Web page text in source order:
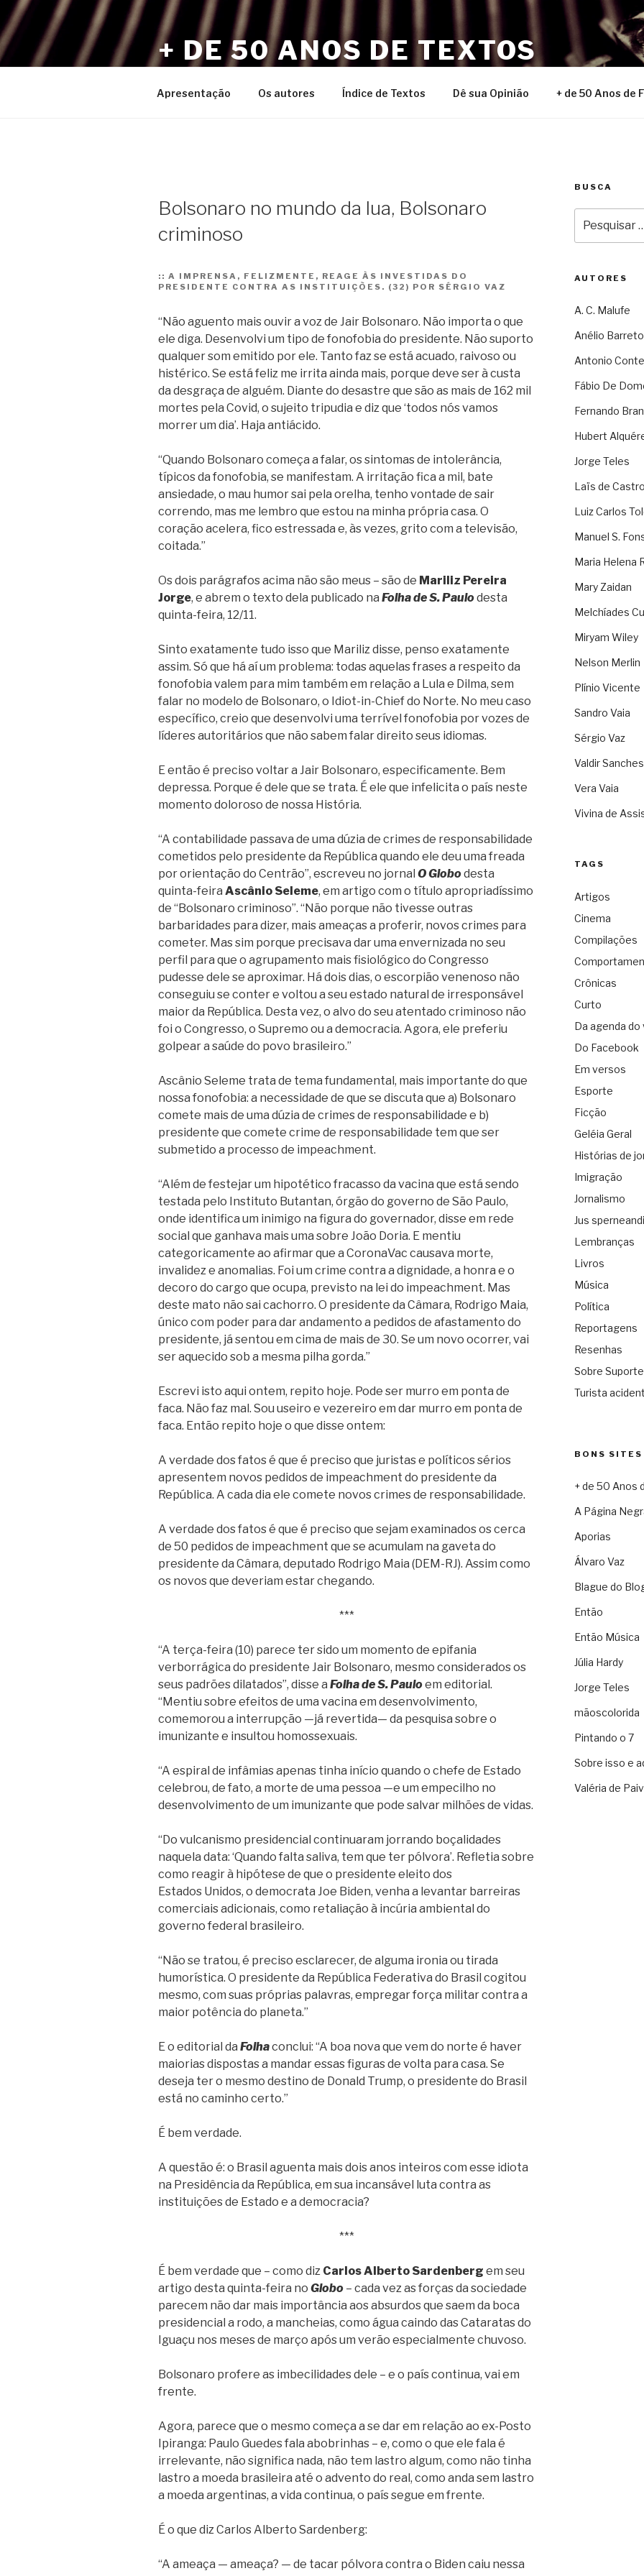
Pular
para
o
conteúdo
+ DE 50 ANOS DE TEXTOS
Apresentação Os autores Índice de Textos Dê sua Opinião + de 50 Anos de
Bolsonaro no mundo da lua, Bolsonaro
criminoso
:: A IMPRENSA, FELIZMENTE, REAGE ÀS INVESTIDAS DO
PRESIDENTE CONTRA AS INSTITUIÇÕES. (32) POR SÉRGIO VAZ
“Não aguento mais ouvir a voz de Jair Bolsonaro. Não importa o que
ele diga. Desenvolvi um tipo de fonofobia do presidente. Não suporto
qualquer som emitido por ele. Tanto faz se está acuado, raivoso ou
histérico. Se está feliz me irrita ainda mais, porque deve ser à custa
da desgraça de alguém. Diante do desastre que são as mais de 162 mil
mortes pela Covid, o sujeito tripudia e diz que ‘todos nós vamos
morrer um dia’. Haja antiácido.
“Quando Bolsonaro começa a falar, os sintomas de intolerância,
típicos da fonofobia, se manifestam. A irritação fica a mil, bate
ansiedade, o mau humor sai pela orelha, tenho vontade de sair
correndo, mas me lembro que estou na minha própria casa. O
coração acelera, fico estressada e, às vezes, grito com a televisão,
coitada.”
Os dois parágrafos acima não são meus – são de Mariliz Pereira
Jorge, e abrem o texto dela publicado na Folha de S. Paulodesta
quinta-feira, 12/11.
Sinto exatamente tudo isso que Mariliz disse, penso exatamente
assim. Só que há aí um problema: todas aquelas frases a respeito da
fonofobia valem para mim também em relação a Lula e Dilma, sem
falar no modelo de Bolsonaro, o Idiot-in-Chief do Norte. No meu caso
específico, creio que desenvolvi uma terrível fonofobia por vozes de
líderes autoritários que não sabem falar direito seus idiomas.
E então é preciso voltar a Jair Bolsonaro, especificamente. Bem
depressa. Porque é dele que se trata. É ele que infelicita o país neste
momento doloroso de nossa História.
“A contabilidade passava de uma dúzia de crimes de responsabilidade
cometidos pelo presidente da República quando ele deu uma freada
por orientação do Centrão”, escreveu no jornal O Globodesta
quinta-feira Ascânio Seleme, em artigo com o título apropriadíssimo
de “Bolsonaro criminoso”. “Não porque não tivesse outras
barbaridades para dizer, mais ameaças a proferir, novos crimes para
cometer. Mas sim porque precisava dar uma envernizada no seu
perfil para que o agrupamento mais fisiológico do Congresso
pudesse dele se aproximar. Há dois dias, o escorpião venenoso não
conseguiu se conter e voltou a seu estado natural de irresponsável
maior da República. Desta vez, o alvo do seu atentado criminoso não
foi o Congresso, o Supremo ou a democracia. Agora, ele preferiu
golpear a saúde do povo brasileiro.”
Ascânio Seleme trata de tema fundamental, mais importante do que
nossa fonofobia: a necessidade de que se discuta que a) Bolsonaro
comete mais de uma dúzia de crimes de responsabilidade e b)
presidente que comete crime de responsabilidade tem que ser
submetido a processo de impeachment.
“Além de festejar um hipotético fracasso da vacina que está sendo
testada pelo Instituto Butantan, órgão do governo de São Paulo,
onde identifica um inimigo na figura do governador, disse em rede
social que ganhava mais uma sobre João Doria. E mentiu
categoricamente ao afirmar que a CoronaVac causava morte,
invalidez e anomalias. Foi um crime contra a dignidade, a honra e o
decoro do cargo que ocupa, previsto na lei do impeachment. Mas
deste mato não sai cachorro. O presidente da Câmara, Rodrigo Maia,
único com poder para dar andamento a pedidos de afastamento do
presidente, já sentou em cima de mais de 30. Se um novo ocorrer, vai
ser aquecido sob a mesma pilha gorda.”
Escrevi isto aqui ontem, repito hoje. Pode ser murro em ponta de
faca. Não faz mal. Sou useiro e vezereiro em dar murro em ponta de
faca. Então repito hoje o que disse ontem:
A verdade dos fatos é que é preciso que juristas e políticos sérios
apresentem novos pedidos de impeachment do presidente da
República. A cada dia ele comete novos crimes de responsabilidade.
A verdade dos fatos é que é preciso que sejam examinados os cerca
de 50 pedidos de impeachment que se acumulam na gaveta do
presidente da Câmara, deputado Rodrigo Maia (DEM-RJ). Assim como
os novos que deveriam estar chegando.
***
“A terça-feira (10) parece ter sido um momento de epifania
verborrágica do presidente Jair Bolsonaro, mesmo considerados os
seus padrões dilatados”, disse a Folha de S. Pauloem editorial.
“Mentiu sobre efeitos de uma vacina em desenvolvimento,
comemorou a interrupção —já revertida— da pesquisa sobre o
imunizante e insultou homossexuais.
“A espiral de infâmias apenas tinha início quando o chefe de Estado
celebrou, de fato, a morte de uma pessoa —e um empecilho no
desenvolvimento de um imunizante que pode salvar milhões de vidas.
“Do vulcanismo presidencial continuaram jorrando boçalidades
naquela data: ‘Quando falta saliva, tem que ter pólvora’. Refletia sobre
como reagir à hipótese de que o presidente eleito dos
Estados Unidos, o democrata Joe Biden, venha a levantar barreiras
comerciais adicionais, como retaliação à incúria ambiental do
governo federal brasileiro.
“Não se tratou, é preciso esclarecer, de alguma ironia ou tirada
humorística. O presidente da República Federativa do Brasil cogitou
mesmo, com suas próprias palavras, empregar força militar contra a
maior potência do planeta.”
E o editorial da Folhaconclui: “A boa nova que vem do norte é haver
maiorias dispostas a mandar essas figuras de volta para casa. Se
deseja ter o mesmo destino de Donald Trump, o presidente do Brasil
está no caminho certo.”
É bem verdade.
A questão é: o Brasil aguenta mais dois anos inteiros com esse idiota
na Presidência da República, em sua incansável luta contra as
instituições de Estado e a democracia?
***
É bem verdade que – como diz Carlos Alberto Sardenberg em seu
artigo desta quinta-feira no Globo – cada vez as forças da sociedade
parecem não dar mais importância aos absurdos que saem da boca
presidencial a rodo, a mancheias, como água caindo das Cataratas do
Iguaçu nos meses de março após um verão especialmente chuvoso.
Bolsonaro profere as imbecilidades dele – e o país continua, vai em
frente.
Agora, parece que o mesmo começa a se dar em relação ao ex-Posto
Ipiranga: Paulo Guedes fala abobrinhas – e, como o que ele fala é
irrelevante, não significa nada, não tem lastro algum, como não tinha
lastro a moeda brasileira até o advento do real, como anda sem lastro
a moeda argentinas, a vida continua, o país segue em frente.
É o que diz Carlos Alberto Sardenberg:
“A ameaça — ameaça? — de tacar pólvora contra o Biden caiu nessa
BUSCA
por:
AUTORES
A. C. Malufe
Anélio Barreto
Antonio
Fábio De
Fernando
Hubert
Jorge Teles
Laïs de Castro
Luiz Carlos
Manuel S.
Maria Helena
Mary Zaidan
Melchíades
Miryam Wiley
Nelson Merlin
Plínio Vicente
Sandro Vaia
Sérgio Vaz
Valdir Sanches
Vera Vaia
Vivina de
TAGS
Artigos
Cinema
Compilações
Crônicas
Curto
Da agenda do
Do Facebook
Em versos
Esporte
Ficção
Geléia Geral
Histórias de
Imigração
Jornalismo
Jus sperneandi
Lembranças
Livros
Música
Política
Reportagens
Resenhas
Sobre
Turista
BONS SITES
+ de 50 Anos
A Página
Aporias
Álvaro Vaz
Blague do
Então
Então Música
Júlia Hardy
Jorge Teles
mãoscolorida
Pintando o 7
Sobre isso e
Valéria de